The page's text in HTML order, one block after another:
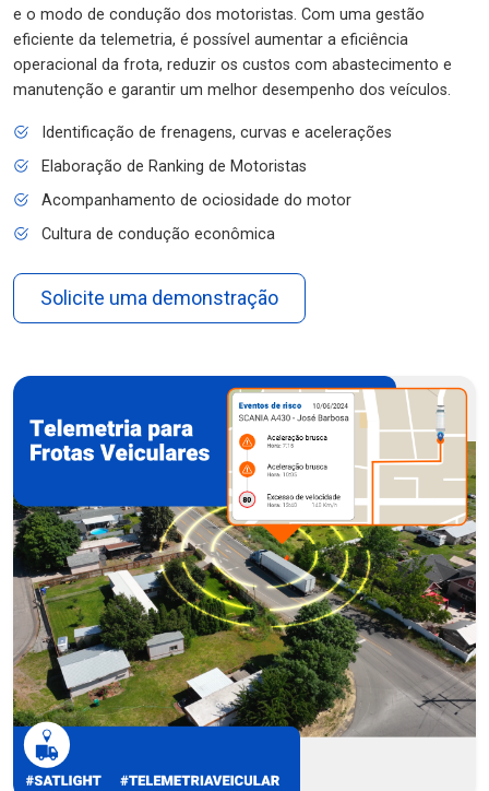
e o modo de condução dos motoristas. Com uma gestão
eficiente da telemetria, é possível aumentar a eficiência
operacional da frota, reduzir os custos com abastecimento e
manutenção e garantir um melhor desempenho dos veículos.
Identificação de frenagens, curvas e acelerações
Elaboração de Ranking de Motoristas
Acompanhamento de ociosidade do motor
Cultura de condução econômica
Solicite uma demonstração